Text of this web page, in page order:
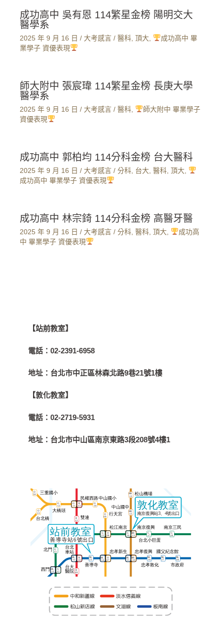
成功高中 吳有恩 114繁星金榜 陽明交大
醫學系
2025 年 9 月 16 日 / 大考感言 / 醫科 頂大
成功高中 畢
業學子 資優表現
師大附中 張宸瑋 114繁星金榜 長庚大學
醫學系
2025 年 9 月 16 日 / 大考感言 / 醫科
師大附中 畢業學子
資優表現
成功高中 郭柏均 114分科金榜 台大醫科
2025 年 9 月 16 日 / 大考感言 / 分科 台大 醫科 頂大
成功高中 畢業學子 資優表現
成功高中 林宗錡 114分科金榜 高醫牙醫
2025 年 9 月 16 日 / 大考感言 / 分科 醫科 頂大
成功高
中 畢業學子 資優表現
【站前教室】
電話：02-2391-6958
地址： 台北市中正區林森北路9巷21號1樓
【敦化教室】
電話：02-2719-5931
地址： 台北市中山區南京東路3段208號4樓1